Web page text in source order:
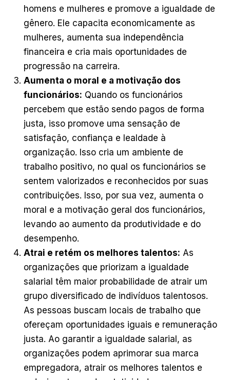
homens e mulheres e promove a igualdade de
gênero. Ele capacita economicamente as
mulheres, aumenta sua independência
financeira e cria mais oportunidades de
progressão na carreira.
Aumenta o moral e a motivação dos
funcionários: Quando os funcionários
percebem que estão sendo pagos de forma
justa, isso promove uma sensação de
satisfação, confiança e lealdade à
organização. Isso cria um ambiente de
trabalho positivo, no qual os funcionários se
sentem valorizados e reconhecidos por suas
contribuições. Isso, por sua vez, aumenta o
moral e a motivação geral dos funcionários,
levando ao aumento da produtividade e do
desempenho.
Atrai e retém os melhores talentos: As
organizações que priorizam a igualdade
salarial têm maior probabilidade de atrair um
grupo diversificado de indivíduos talentosos.
As pessoas buscam locais de trabalho que
ofereçam oportunidades iguais e remuneração
justa. Ao garantir a igualdade salarial, as
organizações podem aprimorar sua marca
empregadora, atrair os melhores talentos e